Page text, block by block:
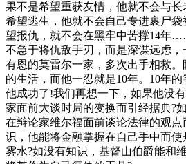
果不是希望重获友情，他就不会与
希望逃生 ，他就不会自己专进裹尸
望报仇，就不会在黑牢中苦撑14年
不急于将仇敌手刃，而是深谋远虑
有恩的莫雷尔一家，多次出手相救。
的生活，而他一忍就是10年。10年的
他成功了!我们再想一下，如果他没
家面前大谈时局的变换而引经据典?
在辩论家维尔福面前谈论法律的观点
识，他能将金融掌握在自己手中而
雾水?如没有知识，基督山伯爵能和